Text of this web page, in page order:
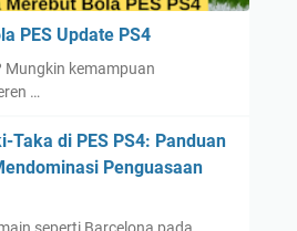
PES Update PS4
Mungkin kemampuan
…
Taka di PES PS4: Panduan
Penguasaan